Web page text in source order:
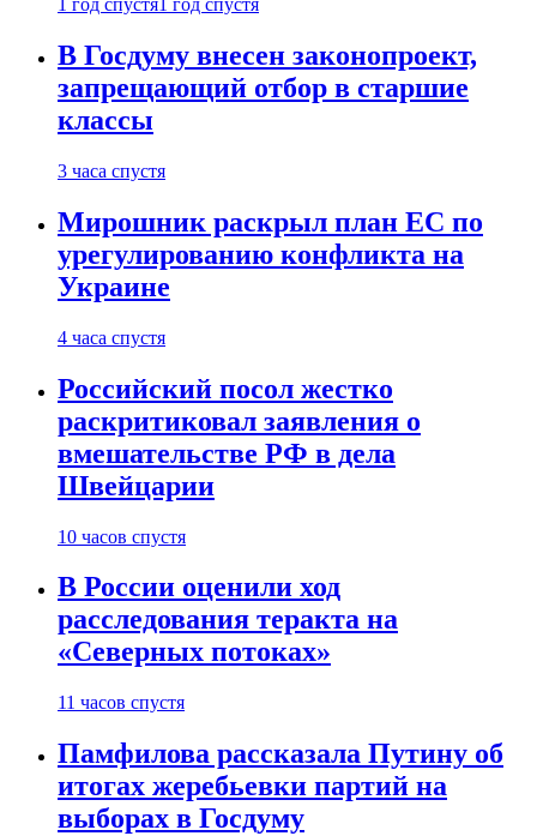
1 год спустя 1 год спустя
В Госдуму внесен законопроект,
запрещающий отбор в старшие
классы
3 часа спустя
Мирошник раскрыл план ЕС по
урегулированию конфликта на
Украине
4 часа спустя
Российский посол жестко
раскритиковал заявления о
вмешательстве РФ в дела
Швейцарии
10 часов спустя
В России оценили ход
расследования теракта на
«Северных потоках»
11 часов спустя
Памфилова рассказала Путину об
итогах жеребьевки партий на
выборах в Госдуму